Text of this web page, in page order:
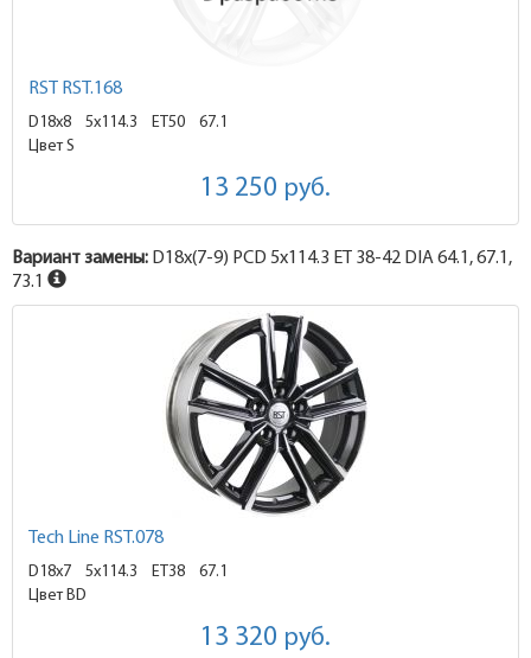
RST RST.168
D18x8 5x114.3 ET50
67.1
Цвет S
13 250 руб.
Вариант замены: D18x(7-9) PCD 5x114.3 ET 38-42 DIA 64.1, 67.1,
73.1
Tech Line RST.078
D18x7 5x114.3 ET38
67.1
Цвет BD
13 320 руб.